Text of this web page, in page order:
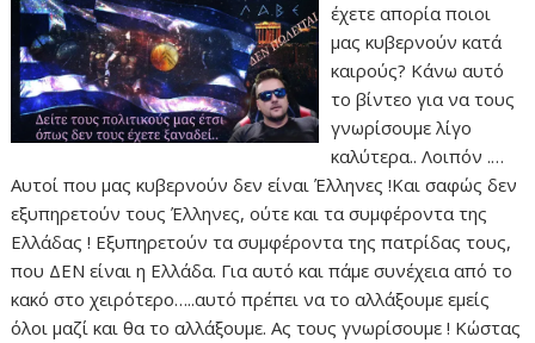
έχετε απορία ποιοι
μας κυβερνούν κατά
καιρούς? Κάνω αυτό
το βίντεο για να τους
γνωρίσουμε λίγο
καλύτερα.. Λοιπόν .…
Αυτοί που μας κυβερνούν δεν είναι Έλληνες !Και σαφώς δεν
εξυπηρετούν τους Έλληνες, ούτε και τα συμφέροντα της
Ελλάδας ! Εξυπηρετούν τα συμφέροντα της πατρίδας τους,
που ΔΕΝ είναι η Ελλάδα. Για αυτό και πάμε συνέχεια από το
κακό στο χειρότερο…..αυτό πρέπει να το αλλάξουμε εμείς
όλοι μαζί και θα το αλλάξουμε. Ας τους γνωρίσουμε ! Κώστας